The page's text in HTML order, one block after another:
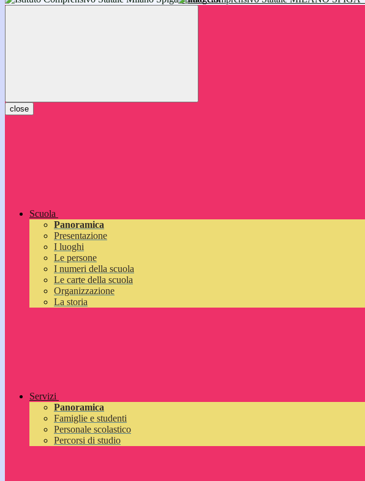
inizieranno il 14 settembre 2026: vi aspettiamo!
close
Scuola
Panoramica
Presentazione
I luoghi
Le persone
I numeri della scuola
Le carte della scuola
Organizzazione
La storia
Servizi
Panoramica
Famiglie e studenti
Personale scolastico
Percorsi di studio